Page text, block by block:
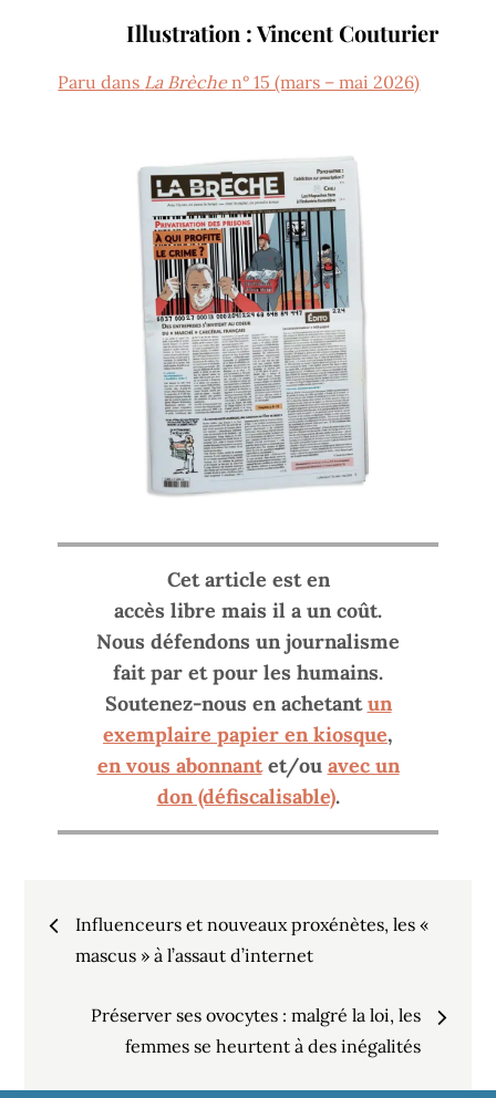
Illustration : Vincent Couturier
Paru dans La Brèchen° 15 (mars – mai 2026)
Cet article est en
accès libre mais il a un coût.
Nous défendons un journalisme
fait par et pour les humains.
Soutenez-nous en achetantun
exemplaire papier en kiosque,
en vous abonnantet/ou avec un
don (défiscalisable).
Navigation
l’article
Influenceurs et nouveaux proxénètes, les «
mascus » à l’assaut d’internet
Préserver ses ovocytes : malgré la loi, les
femmes se heurtent à des inégalités